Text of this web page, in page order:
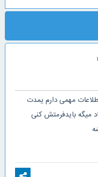
اطلاعات مهمی دارم یمدت
میگه بایدفرمتش کنی